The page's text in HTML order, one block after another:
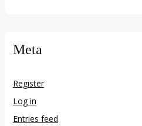
Meta
Register
Log in
Entries feed